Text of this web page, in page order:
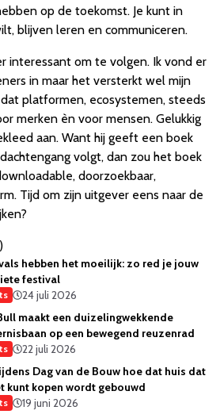
op de toekomst. Je kunt in
blijven leren en communiceren.
interessant om te volgen. Ik vond er
in maar het versterkt wel mijn
platformen, ecosystemen, steeds
merken èn voor mensen. Gelukkig
aan. Want hij geeft een boek
volgt, dan zou het boek
doorzoekbaar,
Tijd om zijn uitgever eens naar de
)
hebben het moeilijk: zo red je jouw
festival
24 juli 2026
maakt een duizelingwekkende
op een bewegend reuzenrad
22 juli 2026
Dag van de Bouw hoe dat huis dat
kunt kopen wordt gebouwd
19 juni 2026